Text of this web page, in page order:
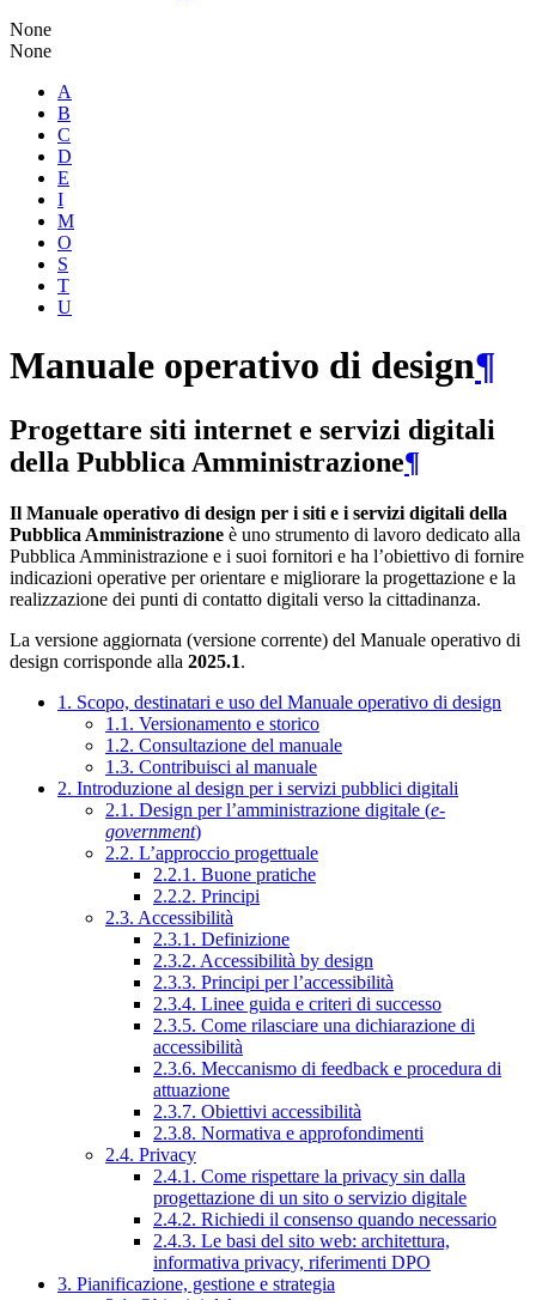
None
None
A
B
C
D
E
I
M
O
S
T
U
Manuale operativo di design¶
Progettare siti internet e servizi digitali
della Pubblica Amministrazione¶
Il Manuale operativo di design per i siti e i servizi digitali della
Pubblica Amministrazione è uno strumento di lavoro dedicato alla
Pubblica Amministrazione e i suoi fornitori e ha l’obiettivo di fornire
indicazioni operative per orientare e migliorare la progettazione e la
realizzazione dei punti di contatto digitali verso la cittadinanza.
La versione aggiornata (versione corrente) del Manuale operativo di
design corrisponde alla 2025.1.
1. Scopo, destinatari e uso del Manuale operativo di design
1.1. Versionamento e storico
1.2. Consultazione del manuale
1.3. Contribuisci al manuale
2. Introduzione al design per i servizi pubblici digitali
2.1. Design per l’amministrazione digitale (e-
government)
2.2. L’approccio progettuale
2.2.1. Buone pratiche
2.2.2. Principi
2.3. Accessibilità
2.3.1. Definizione
2.3.2. Accessibilità by design
2.3.3. Principi per l’accessibilità
2.3.4. Linee guida e criteri di successo
2.3.5. Come rilasciare una dichiarazione di
accessibilità
2.3.6. Meccanismo di feedback e procedura di
attuazione
2.3.7. Obiettivi accessibilità
2.3.8. Normativa e approfondimenti
2.4. Privacy
2.4.1. Come rispettare la privacy sin dalla
progettazione di un sito o servizio digitale
2.4.2. Richiedi il consenso quando necessario
2.4.3. Le basi del sito web: architettura,
informativa privacy, riferimenti DPO
3. Pianificazione, gestione e strategia